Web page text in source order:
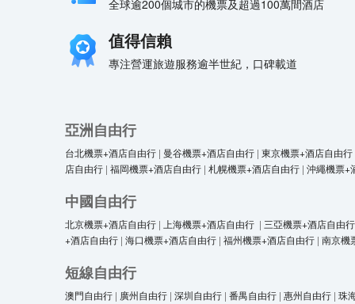
全球逾200個城市的機票及超過100萬間酒店
值得信賴
專注營運旅遊服務逾半世紀，口碑載道
亞洲自由行
台北機票+酒店自由行 | 曼谷機票+酒店自由行 | 東京機票+酒店自由行
店自由行 | 福岡機票+酒店自由行 | 札幌機票+酒店自由行 | 沖繩機票+
中國自由行
北京機票+酒店自由行 | 上海機票+酒店自由行 | 三亞機票+酒店自由行
+酒店自由行 | 海口機票+酒店自由行 | 福州機票+酒店自由行 | 南京機
短線自由行
澳門自由行 | 廣州自由行 | 深圳自由行 | 番禺自由行 | 惠州自由行 | 珠